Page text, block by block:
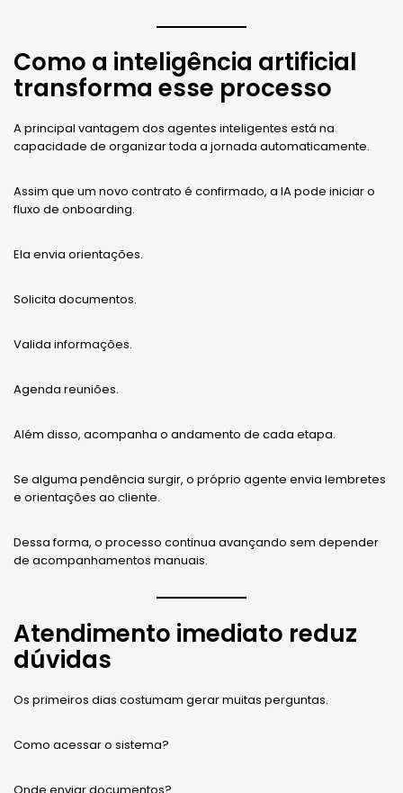
Como a inteligência artificial
transforma esse processo
A principal vantagem dos agentes inteligentes está na
capacidade de organizar toda a jornada automaticamente.
Assim que um novo contrato é confirmado, a IA pode iniciar o
fluxo de onboarding.
Ela envia orientações.
Solicita documentos.
Valida informações.
Agenda reuniões.
Além disso, acompanha o andamento de cada etapa.
Se alguma pendência surgir, o próprio agente envia lembretes
e orientações ao cliente.
Dessa forma, o processo continua avançando sem depender
de acompanhamentos manuais.
Atendimento imediato reduz
dúvidas
Os primeiros dias costumam gerar muitas perguntas.
Como acessar o sistema?